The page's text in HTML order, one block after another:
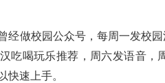
经做校园公众号，每周一发校
吃喝玩乐推荐，周六发语音，
快速上手。